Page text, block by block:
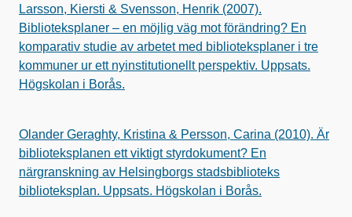
Larsson, Kiersti & Svensson, Henrik (2007).
Biblioteksplaner – en möjlig väg mot förändring? En
komparativ studie av arbetet med biblioteksplaner i tre
kommuner ur ett nyinstitutionellt perspektiv. Uppsats.
Högskolan i Borås.
Olander Geraghty, Kristina & Persson, Carina (2010). Är
biblioteksplanen ett viktigt styrdokument? En
närgranskning av Helsingborgs stadsbiblioteks
biblioteksplan. Uppsats. Högskolan i Borås.